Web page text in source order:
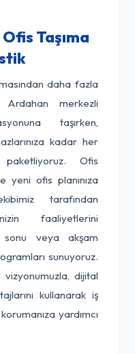
Taşıma
daha fazla
merkezli
taşırken,
kadar her
Ofis
yeni ofis planınıza
tarafından
faaliyetlerini
sonu veya akşam
sunuyoruz.
vizyonumuzla, dijital
kullanarak iş
yardımcı